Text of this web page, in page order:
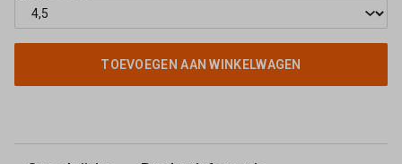
TOEVOEGEN AAN WINKELWAGEN